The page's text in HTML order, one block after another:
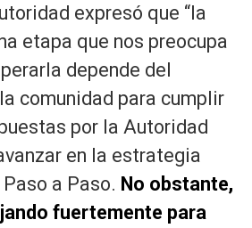
expresó que “la
etapa que nos preocupa
depende del
comunidad para cumplir
por la Autoridad
en la estrategia
a Paso. No obstante,
fuertemente para